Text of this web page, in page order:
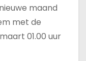
maand
met de
01.00 uur